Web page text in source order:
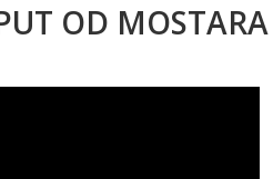
OD